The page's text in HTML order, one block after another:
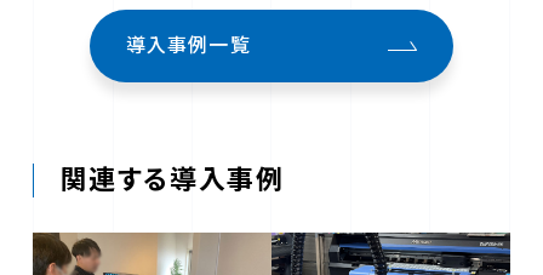
導入事例一覧
関連する導入事例